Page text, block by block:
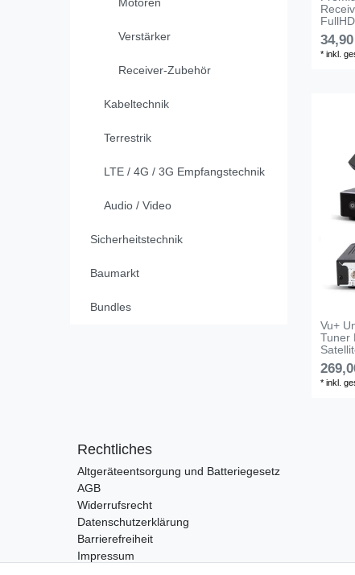
Motoren
Verstärker
Receiver-Zubehör
Kabeltechnik
Terrestrik
LTE / 4G / 3G Empfangstechnik
Audio / Video
Sicherheitstechnik
Baumarkt
Bundles
FullHD
*inkl.
Vu+
Tuner
*inkl.
Rechtliches
Altgeräteentsorgung und Batteriegesetz
AGB
Widerrufsrecht
Datenschutzerklärung
Barrierefreiheit
Impressum